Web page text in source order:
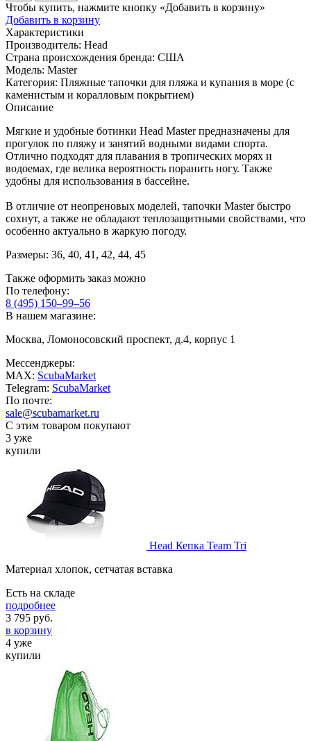
Чтобы купить, нажмите кнопку «Добавить в корзину»
Добавить в корзину
Характеристики
Производитель: Head
Страна происхождения бренда: США
Модель: Master
Категория: Пляжные тапочки для пляжа и купания в море (с
каменистым и коралловым покрытием)
Описание
Мягкие и удобные ботинки Head Master предназначены для
прогулок по пляжу и занятий водными видами спорта.
Отлично подходят для плавания в тропических морях и
водоемах, где велика вероятность поранить ногу. Также
удобны для использования в бассейне.
В отличие от неопреновых моделей, тапочки Master быстро
сохнут, а также не обладают теплозащитными свойствами, что
особенно актуально в жаркую погоду.
Размеры: 36, 40, 41, 42, 44, 45
Также оформить заказ можно
По телефону:
8 (495) 150–99–56
В нашем магазине:
Москва, Ломоносовский проспект, д.4, корпус 1
Мессенджеры:
MAX: ScubaMarket
Telegram: ScubaMarket
По почте:
sale@scubamarket.ru
С этим товаром покупают
3 уже
купили
Head Кепка Team Tri
Материал хлопок, сетчатая вставка
Есть на складе
подробнее
3 795 руб.
в корзину
4 уже
купили